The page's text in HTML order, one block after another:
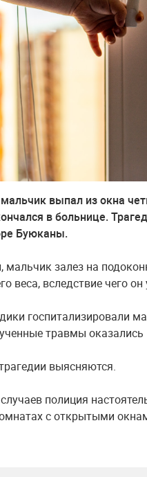
выпал из окна
в больнице.
Буюканы.
залез на
веса, вследствие чего
госпитализировали
травмы
выясняются.
полиция
с открытыми